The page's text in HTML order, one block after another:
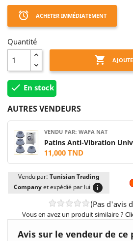
access_alarm ACHETER IMMÉDIATEMENT
Quantité

 En stock
AUTRES VENDEURS
VENDU PAR: WAFA NAT
11,000 TND
Vendu par: Tunisian Trading
Companyet expédié par lui info
(Pas d'avis
Vous en avez un produit similaire ?
Avis sur le vendeur de ce